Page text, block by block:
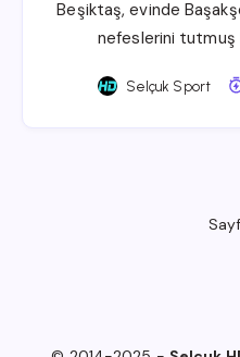
Beşiktaş, evinde
nefeslerini tutmuş
Selçuk Sport